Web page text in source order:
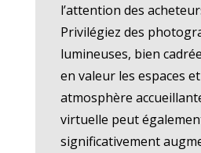
l’attention des
Privilégiez des
lumineuses, bien
en valeur les espaces
atmosphère
virtuelle peut
significativement